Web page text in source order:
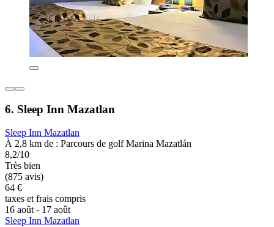
6. Sleep Inn Mazatlan
Sleep Inn Mazatlan
À 2,8 km de : Parcours de golf Marina Mazatlán
8,2/10
Très bien
(875 avis)
64 €
taxes et frais compris
16 août - 17 août
Sleep Inn Mazatlan